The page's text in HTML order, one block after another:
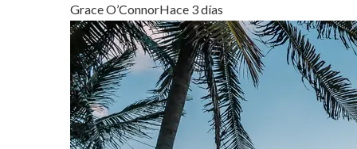
Grace O’ConnorHace 3 días